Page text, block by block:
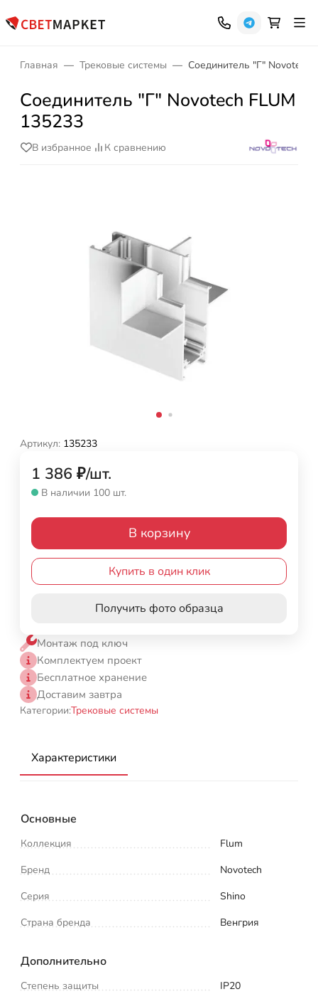
Главная Трековые системы Соединитель "Г" Novotech
Соединитель "Г" Novotech FLUM
135233
В избранное К сравнению
Артикул: 135233
1 386 ₽/шт.
В наличии 100 шт.
В корзину
Купить в один клик
Получить фото образца
Монтаж под ключ
Комплектуем проект
Бесплатное хранение
Доставим завтра
Категории:Трековые системы
Характеристики
Основные
Коллекция
Flum
Бренд
Novotech
Серия
Shino
Страна бренда
Венгрия
Дополнительно
Степень защиты
IP20